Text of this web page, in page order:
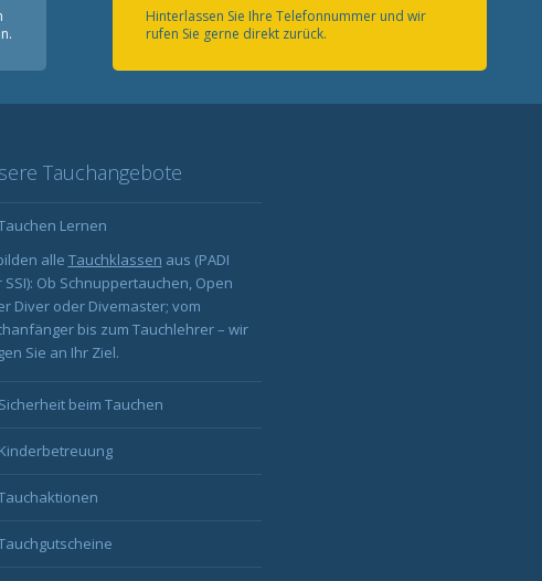
Hinterlassen Sie Ihre Telefonnummer und wir
rufen Sie gerne direkt zurück.
Tauchangebote
Lernen
alle Tauchklassen aus (PADI
SSI): Ob Schnuppertauchen, Open
Diver oder Divemaster; vom
bis zum Tauchlehrer – wir
Sie an Ihr Ziel.
Sicherheit beim Tauchen
Kinderbetreuung